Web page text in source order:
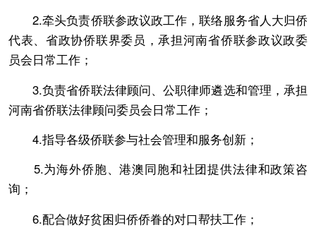
2.牵头负责侨联参政议政工作，联络服务省人大归侨
代表、省政协侨联界委员，承担河南省侨联参政议政委
员会日常工作；
3.负责省侨联法律顾问、公职律师遴选和管理，承担
河南省侨联法律顾问委员会日常工作；
4.指导各级侨联参与社会管理和服务创新；
5.为海外侨胞、港澳同胞和社团提供法律和政策咨
询；
6.配合做好贫困归侨侨眷的对口帮扶工作；